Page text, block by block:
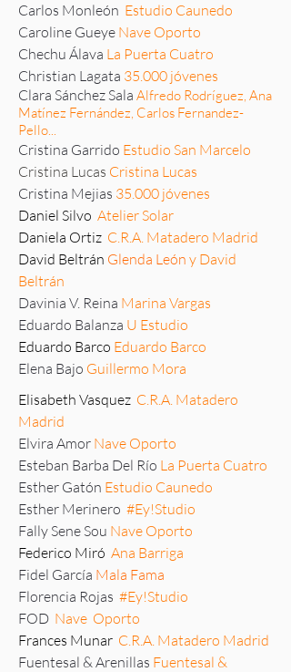
Carlos Monleón Estudio Caunedo
Caroline Gueye Nave Oporto
Chechu Álava La Puerta Cuatro
Christian Lagata 35.000 jóvenes
Clara Sánchez Sala Alfredo Rodríguez, Ana
Matínez Fernández, Carlos Fernandez-
Pello...
Cristina Garrido Estudio San Marcelo
Cristina Lucas Cristina Lucas
Cristina Mejias 35.000 jóvenes
Daniel Silvo Atelier Solar
Daniela Ortiz C.R.A. Matadero Madrid
David Beltrán Glenda León y David
Beltrán
Davinia V. Reina Marina Vargas
Eduardo Balanza U Estudio
Eduardo Barco Eduardo Barco
Elena Bajo Guillermo Mora
Elisabeth Vasquez C.R.A. Matadero
Madrid
Elvira Amor Nave Oporto
Esteban Barba Del Río La Puerta Cuatro
Esther Gatón Estudio Caunedo
Esther Merinero #Ey!Studio
Fally Sene Sou Nave Oporto
Federico Miró Ana Barriga
Fidel García Mala Fama
Florencia Rojas #Ey!Studio
FOD Nave Oporto
Frances Munar C.R.A. Matadero Madrid
Fuentesal & Arenillas Fuentesal &